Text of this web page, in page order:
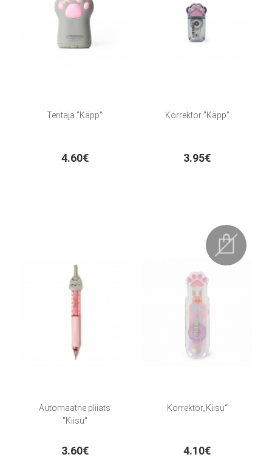
Teritaja "Käpp"
4.60€
Korrektor "Käpp"
3.95€
Automaatne pliiats
"Kiisu"
3.60€
Korrektor„Kiisu“
4.10€